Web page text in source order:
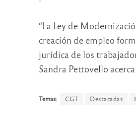
“La Ley de
creación de empleo
jurídica de los
Sandra Pettovello
Temas: CGT Destacadas